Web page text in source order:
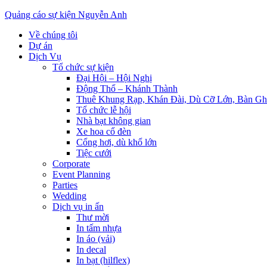
Quảng cáo sự kiện Nguyễn Anh
Về chúng tôi
Dự án
Dịch Vụ
Tổ chức sự kiện
Đại Hội – Hội Nghị
Động Thổ – Khánh Thành
Thuê Khung Rạp, Khán Đài, Dù Cỡ Lớn, Bàn
Tổ chức lễ hội
Nhà bạt không gian
Xe hoa cổ đèn
Cổng hơi, dù khổ lớn
Tiệc cưới
Corporate
Event Planning
Parties
Wedding
Dịch vụ in ấn
Thư mời
In tấm nhựa
In áo (vải)
In decal
In bạt (hilflex)